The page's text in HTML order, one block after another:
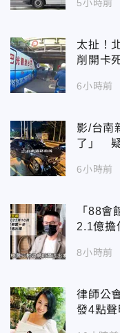
5小時前
太扯！
削開卡
6小時前
影/台南
了」 疑
6小時前
「88
2.1億擔
8小時前
律師公
發4點聲